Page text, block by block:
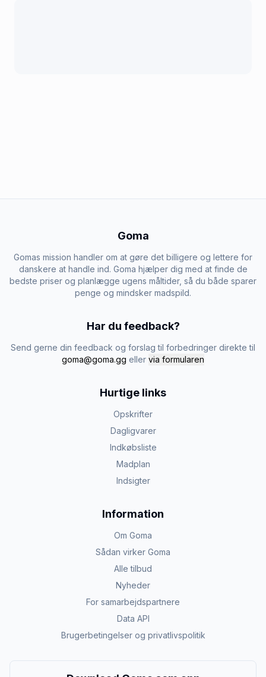
Goma
Gomas mission handler om at gøre det billigere og lettere for
danskere at handle ind. Goma hjælper dig med at finde de
bedste priser og planlægge ugens måltider, så du både sparer
penge og mindsker madspild.
Har du feedback?
Send gerne din feedback og forslag til forbedringer direkte til
goma@goma.gg eller via formularen
Hurtige links
Opskrifter
Dagligvarer
Indkøbsliste
Madplan
Indsigter
Information
Om Goma
Sådan virker Goma
Alle tilbud
Nyheder
For samarbejdspartnere
Data API
Brugerbetingelser og privatlivspolitik